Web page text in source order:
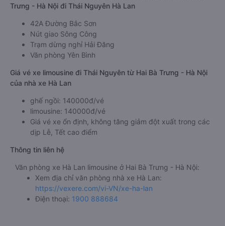
Trưng - Hà Nội đi Thái Nguyên Hà Lan
42A Đường Bắc Sơn
Nút giao Sông Công
Trạm dừng nghỉ Hải Đăng
Văn phòng Yên Bình
Giá vé xe limousine đi Thái Nguyên từ Hai Bà Trưng - Hà Nội
của nhà xe Hà Lan
ghế ngồi: 140000đ/vé
limousine: 140000đ/vé
Giá vé xe ổn định, không tăng giảm đột xuất trong các
dịp Lễ, Tết cao điểm
Thông tin liên hệ
Văn phòng xe Hà Lan limousine ở Hai Bà Trưng - Hà Nội:
Xem địa chỉ văn phòng nhà xe Hà Lan:
https://vexere.com/vi-VN/xe-ha-lan
Điện thoại: 1900 888684